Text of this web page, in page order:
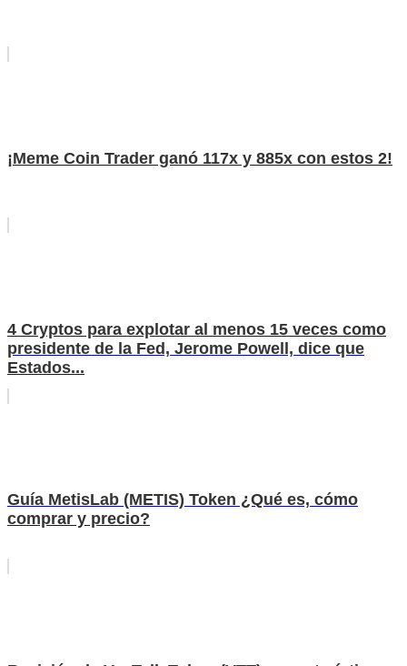
¡Meme Coin Trader ganó 117x y 885x con estos 2!
4 Cryptos para explotar al menos 15 veces como
presidente de la Fed, Jerome Powell, dice que
Estados...
Guía MetisLab (METIS) Token ¿Qué es, cómo
comprar y precio?